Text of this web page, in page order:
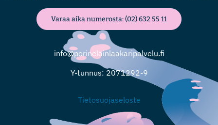
Varaa aika numerosta: (02) 632 55 11
info@porinelainlaakaripalvelu.fi
Y-tunnus: 2071292-9
Tietosuojaseloste